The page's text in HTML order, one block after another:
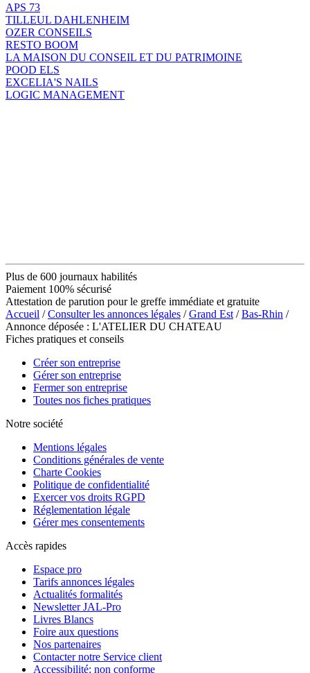
APS 73
TILLEUL DAHLENHEIM
OZER CONSEILS
RESTO BOOM
LA MAISON DU CONSEIL ET DU PATRIMOINE
POOD ELS
EXCELIA'S NAILS
LOGIC MANAGEMENT
Plus de 600 journaux habilités
Paiement 100% sécurisé
Attestation de parution pour le greffe immédiate et gratuite
Accueil /Consulter les annonces légales /Grand Est /Bas-Rhin /
Annonce déposée : L'ATELIER DU CHATEAU
Fiches pratiques et conseils
Créer son entreprise
Gérer son entreprise
Fermer son entreprise
Toutes nos fiches pratiques
Notre société
Mentions légales
Conditions générales de vente
Charte Cookies
Politique de confidentialité
Exercer vos droits RGPD
Réglementation légale
Gérer mes consentements
Accès rapides
Espace pro
Tarifs annonces légales
Actualités formalités
Newsletter JAL-Pro
Livres Blancs
Foire aux questions
Nos partenaires
Contacter notre Service client
Accessibilité: non conforme